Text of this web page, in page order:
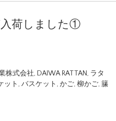
荷しました①
株式会社, DAIWA RATTAN, ラタ
ット , バスケット , かご, 柳かご, 籘